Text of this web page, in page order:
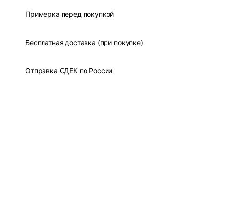
Примерка перед покупкой
Бесплатная доставка (при покупке)
Отправка СДЕК по России